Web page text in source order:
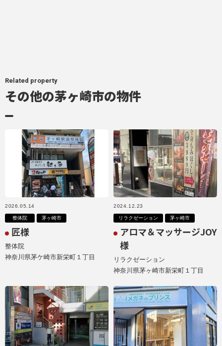
Related property
その他の茅ヶ崎市の物件
2026.05.14
整体院 茅ヶ崎市
匠様
整体院
神奈川県茅ケ崎市新栄町１丁目
2024.12.23
リラクゼーション 茅ヶ崎市
アロマ＆マッサージJOY
様
リラクゼーション
神奈川県茅ヶ崎市新栄町１丁目